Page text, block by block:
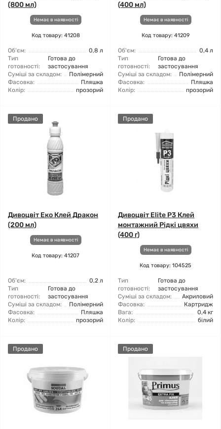
(800 мл)
Немає в наявності
Код товару: 41208
Об'єм:
0,8 л
Тип
готовності:
Готова до
застосування
Суміші за складом:
Полімерний
Фасовка:
Пляшка
Колір:
прозорий
(400 мл)
Немає в наявності
Код товару: 41209
Об'єм:
0,4 л
Тип
готовності:
Готова до
застосування
Суміші за складом:
Полімерний
Фасовка:
Пляшка
Колір:
прозорий
Продано
Дивоцвіт Еко Клей Дракон
(200 мл)
Немає в наявності
Код товару: 41207
Об'єм:
0,2 л
Тип
готовності:
Готова до
застосування
Суміші за складом:
Полімерний
Фасовка:
Пляшка
Колір:
прозорий
Продано
Дивоцвіт Elite P3 Клей
монтажний Рідкі цвяхи
(400 г)
Немає в наявності
Код товару: 104525
Тип
готовності:
Готова до
застосування
Суміші за складом:
Акриловий
Фасовка:
Картридж
Вага:
0,4 кг
Колір:
білий
Продано Продано